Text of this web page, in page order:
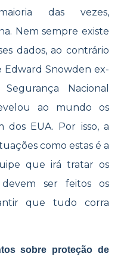
das vezes,
Nem sempre existe
dados, ao contrário
Edward Snowden ex-
Nacional
ao mundo os
dos EUA. Por isso, a
como estas é a
que irá tratar os
ser feitos os
que tudo corra
sobre proteção de